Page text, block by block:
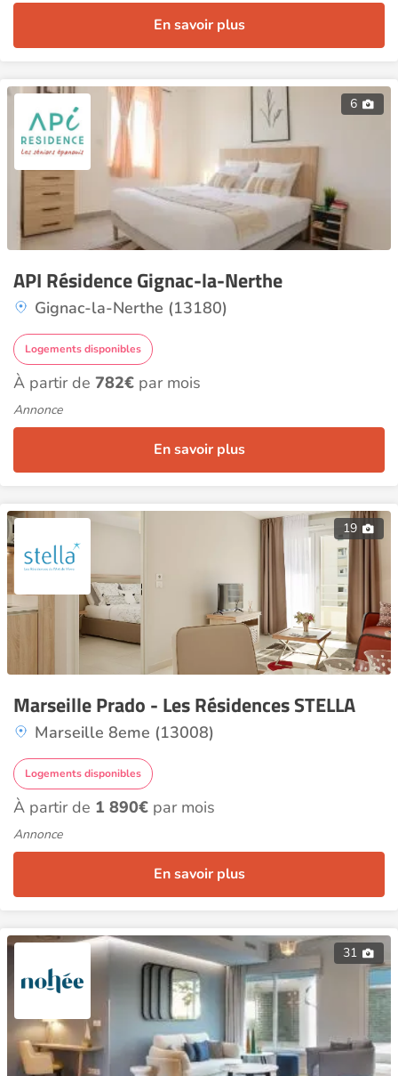
En savoir plus
6
API Résidence Gignac-la-Nerthe
Gignac-la-Nerthe (13180)
Logements disponibles
À partir de 782€ par mois
Annonce
En savoir plus
19
Marseille Prado - Les Résidences STELLA
Marseille 8eme (13008)
Logements disponibles
À partir de 1 890€ par mois
Annonce
En savoir plus
31